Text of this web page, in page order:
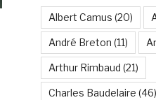
Albert Camus (20)
André Breton (11)
Arthur Rimbaud (21)
Charles Baudelaire (46)